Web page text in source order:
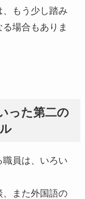
もう少し踏み
場合もありま
った第二の
員は、いろい
また外国語の